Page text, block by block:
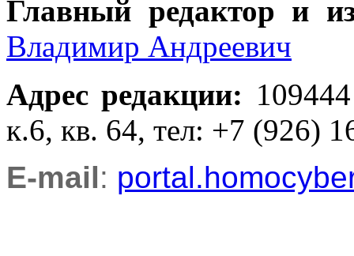
Главный редактор и
Владимир Андреевич
Адрес редакции:
к.6, кв. 64, тел: +7 (926)
E-mail: